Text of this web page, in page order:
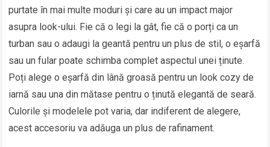
purtate în mai multe moduri și care au un impact major
asupra look-ului. Fie că o legi la gât, fie că o porți ca un
turban sau o adaugi la geantă pentru un plus de stil, o eșarfă
sau un fular poate schimba complet aspectul unei ținute.
Poți alege o eșarfă din lână groasă pentru un look cozy de
iarnă sau una din mătase pentru o ținută elegantă de seară.
Culorile și modelele pot varia, dar indiferent de alegere,
acest accesoriu va adăuga un plus de rafinament.